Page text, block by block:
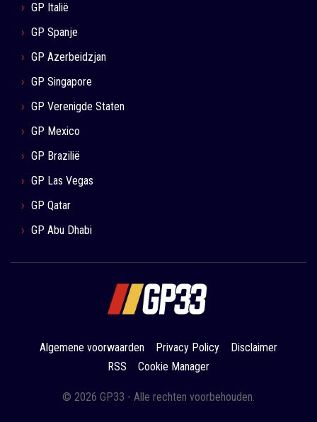
GP Italië
GP Spanje
GP Azerbeidzjan
GP Singapore
GP Verenigde Staten
GP Mexico
GP Brazilië
GP Las Vegas
GP Qatar
GP Abu Dhabi
Algemene voorwaarden Privacy Policy
Disclaimer
RSS
Cookie Manager
© 2026 GP33 - Alle rechten voorbehouden.